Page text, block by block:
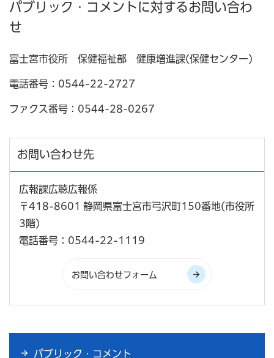
パブリック・コメントに対するお問い合わ
せ
富士宮市役所 保健福祉部 健康増進課(保健センター)
電話番号：0544-22-2727
ファクス番号：0544-28-0267
お問い合わせ先
広報課広聴広報係
〒418-8601 静岡県富士宮市弓沢町150番地(市役所
3階)
電話番号：0544-22-1119
パブリック・コメント